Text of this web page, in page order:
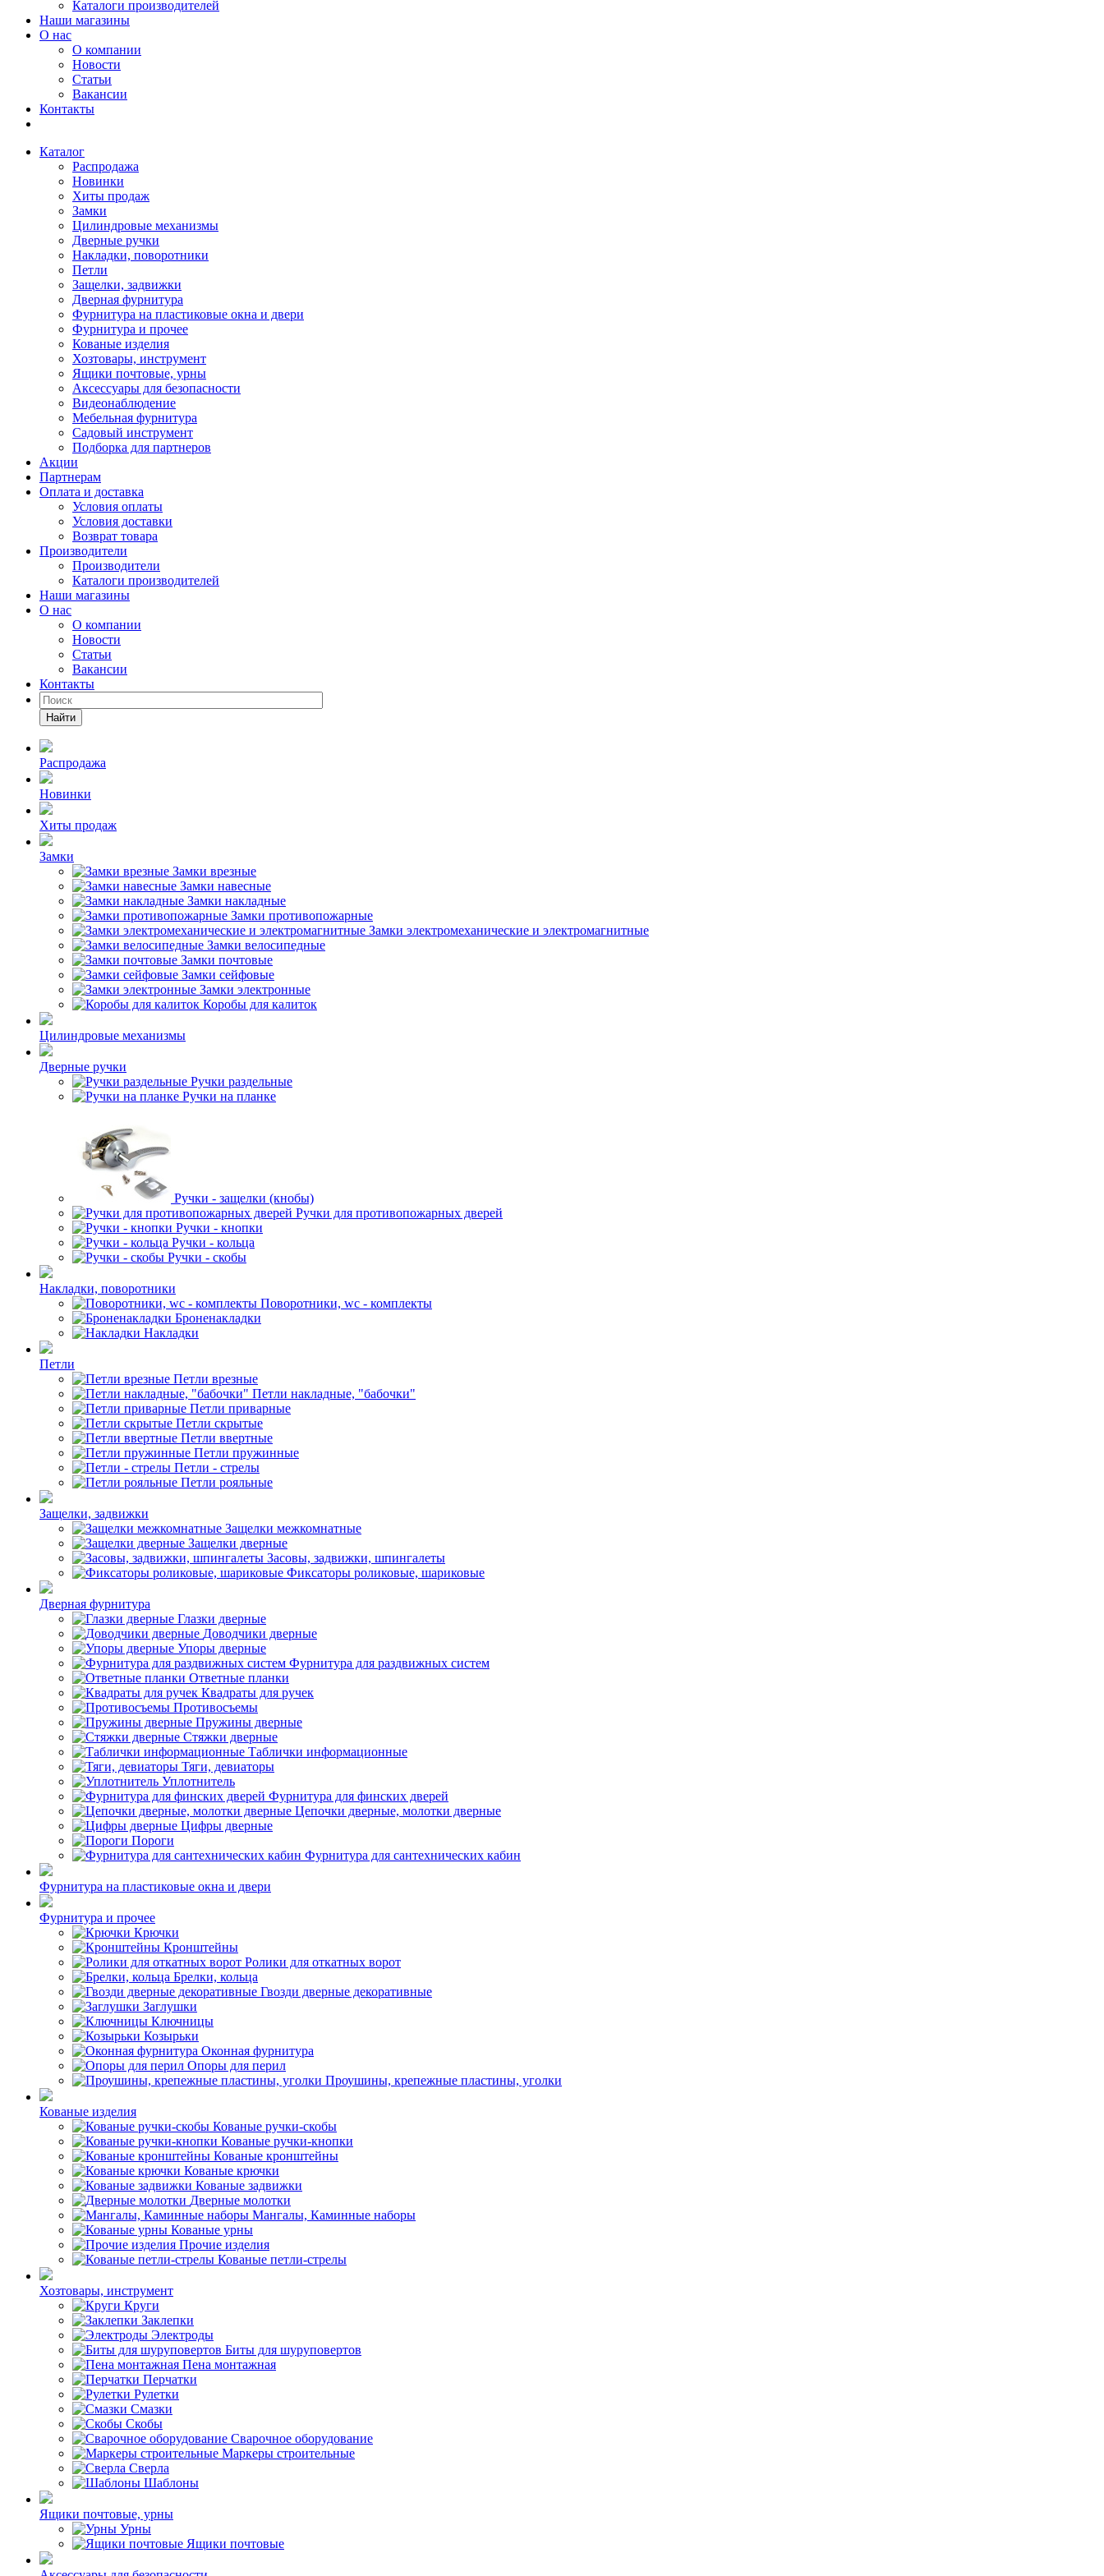
Каталоги производителей
Наши магазины
О нас
О компании
Новости
Статьи
Вакансии
Контакты
Каталог
Распродажа
Новинки
Хиты продаж
Замки
Цилиндровые механизмы
Дверные ручки
Накладки, поворотники
Петли
Защелки, задвижки
Дверная фурнитура
Фурнитура на пластиковые окна и двери
Фурнитура и прочее
Кованые изделия
Хозтовары, инструмент
Ящики почтовые, урны
Аксессуары для безопасности
Видеонаблюдение
Мебельная фурнитура
Садовый инструмент
Подборка для партнеров
Акции
Партнерам
Оплата и доставка
Условия оплаты
Условия доставки
Возврат товара
Производители
Производители
Каталоги производителей
Наши магазины
О нас
О компании
Новости
Статьи
Вакансии
Контакты
Найти
Распродажа
Новинки
Хиты продаж
Замки
Замки врезные
Замки навесные
Замки накладные
Замки противопожарные
Замки электромеханические и электромагнитные
Замки велосипедные
Замки почтовые
Замки сейфовые
Замки электронные
Коробы для калиток
Цилиндровые механизмы
Дверные ручки
Ручки раздельные
Ручки на планке
Ручки - защелки (кнобы)
Ручки для противопожарных дверей
Ручки - кнопки
Ручки - кольца
Ручки - скобы
Накладки, поворотники
Поворотники, wc - комплекты
Броненакладки
Накладки
Петли
Петли врезные
Петли накладные, "бабочки"
Петли приварные
Петли скрытые
Петли ввертные
Петли пружинные
Петли - стрелы
Петли рояльные
Защелки, задвижки
Защелки межкомнатные
Защелки дверные
Засовы, задвижки, шпингалеты
Фиксаторы роликовые, шариковые
Дверная фурнитура
Глазки дверные
Доводчики дверные
Упоры дверные
Фурнитура для раздвижных систем
Ответные планки
Квадраты для ручек
Противосъемы
Пружины дверные
Стяжки дверные
Таблички информационные
Тяги, девиаторы
Уплотнитель
Фурнитура для финских дверей
Цепочки дверные, молотки дверные
Цифры дверные
Пороги
Фурнитура для сантехнических кабин
Фурнитура на пластиковые окна и двери
Фурнитура и прочее
Крючки
Кронштейны
Ролики для откатных ворот
Брелки, кольца
Гвозди дверные декоративные
Заглушки
Ключницы
Козырьки
Оконная фурнитура
Опоры для перил
Проушины, крепежные пластины, уголки
Кованые изделия
Кованые ручки-скобы
Кованые ручки-кнопки
Кованые кронштейны
Кованые крючки
Кованые задвижки
Дверные молотки
Мангалы, Каминные наборы
Кованые урны
Прочие изделия
Кованые петли-стрелы
Хозтовары, инструмент
Круги
Заклепки
Электроды
Биты для шуруповертов
Пена монтажная
Перчатки
Рулетки
Смазки
Скобы
Сварочное оборудование
Маркеры строительные
Сверла
Шаблоны
Ящики почтовые, урны
Урны
Ящики почтовые